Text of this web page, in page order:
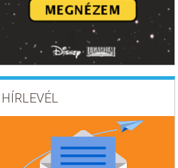
HÍRLEVÉL